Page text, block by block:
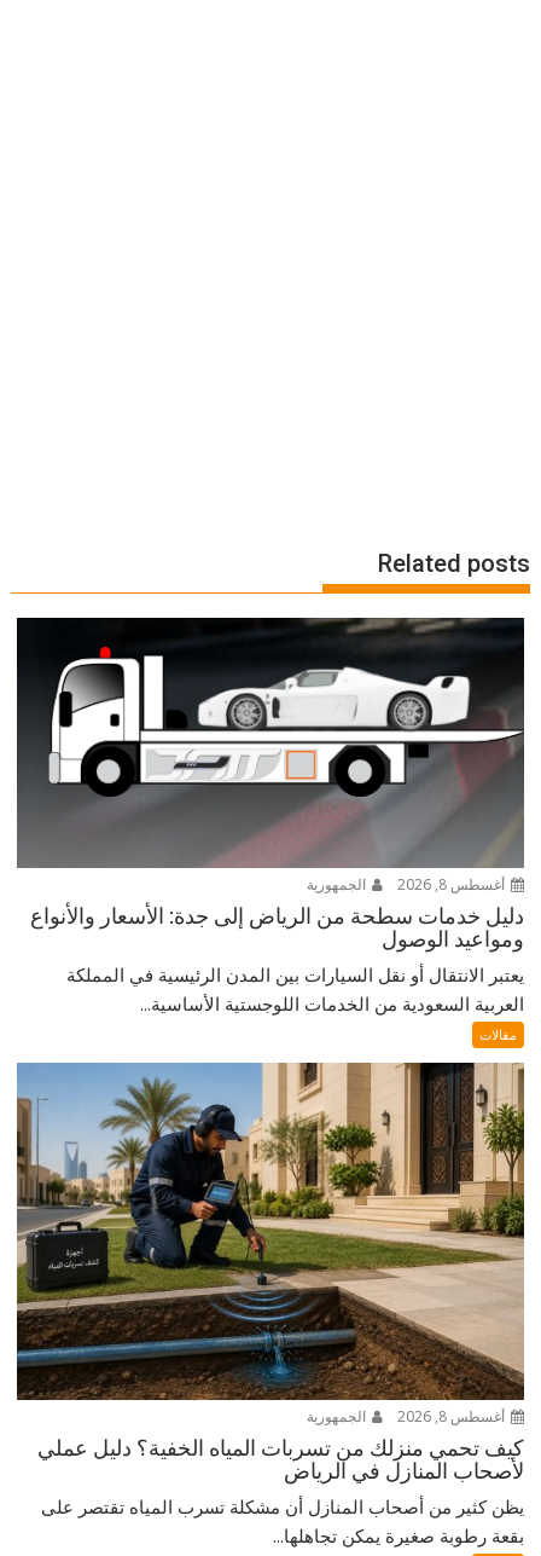
Related posts
أغسطس 8, 2026 الجمهورية
دليل خدمات سطحة من الرياض إلى جدة: الأسعار والأنواع
ومواعيد الوصول
يعتبر الانتقال أو نقل السيارات بين المدن الرئيسية في المملكة
العربية السعودية من الخدمات اللوجستية الأساسية...
مقالات
أغسطس 8, 2026 الجمهورية
كيف تحمي منزلك من تسربات المياه الخفية؟ دليل عملي
لأصحاب المنازل في الرياض
يظن كثير من أصحاب المنازل أن مشكلة تسرب المياه تقتصر على
بقعة رطوبة صغيرة يمكن تجاهلها...